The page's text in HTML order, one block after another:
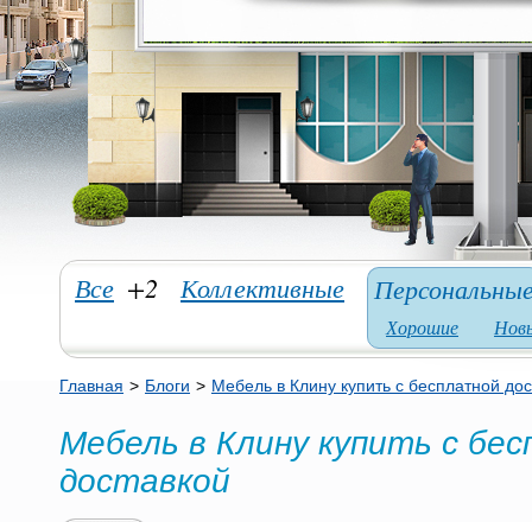
Все +2 Коллективные
Хорошие
Главная > Блоги > Мебель в Клину купить с бесплатной
Мебель в Клину купить с
доставкой